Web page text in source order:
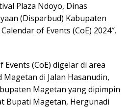
Plaza Ndoyo, Dinas
(Disparbud) Kabupaten
of Events (CoE) 2024″,
Events (CoE) digelar di area
di Jalan Hasanudin,
Magetan yang dipimpin
Bupati Magetan, Hergunadi